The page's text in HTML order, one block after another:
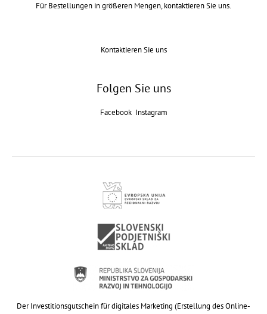
Für Bestellungen in größeren Mengen, kontaktieren Sie uns.
Kontaktieren Sie uns
Folgen Sie uns
Facebook Instagram
Der Investitionsgutschein für digitales Marketing (Erstellung des Online-